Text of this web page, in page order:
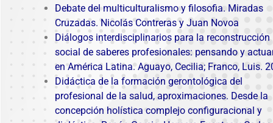
Debate del multiculturalismo y filosofia. Miradas
Cruzadas. Nicolás Contreras y Juan Novoa
Diálogos interdisciplinarios para la reconstrucción
social de saberes profesionales: pensando y
en América Latina. Aguayo, Cecilia; Franco, Luis.
Didáctica de la formación gerontológica del
profesional de la salud, aproximaciones. Desde la
concepción holística complejo configuracional y